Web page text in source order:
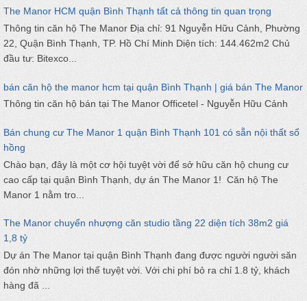
The Manor HCM quận Bình Thạnh tất cả thông tin quan trọng
Thông tin căn hộ The Manor Địa chỉ: 91 Nguyễn Hữu Cảnh, Phường
22, Quận Bình Thạnh, TP. Hồ Chí Minh Diện tích: 144.462m2 Chủ
đầu tư: Bitexco...
bán căn hộ the manor hcm tại quận Bình Thạnh | giá bán The Manor
Thông tin căn hộ bán tại The Manor Officetel - Nguyễn Hữu Cảnh
Bán chung cư The Manor 1 quận Bình Thạnh 101 có sẵn nội thất sổ
hồng
Chào bạn, đây là một cơ hội tuyệt vời để sở hữu căn hộ chung cư
cao cấp tại quận Bình Thạnh, dự án The Manor 1! Căn hộ The
Manor 1 nằm tro...
The Manor chuyển nhượng căn studio tầng 22 diện tích 38m2 giá
1,8 tỷ
Dự án The Manor tại quận Bình Thạnh đang được người người săn
đón nhờ những lợi thế tuyệt vời. Với chi phí bỏ ra chỉ 1.8 tỷ, khách
hàng đã ...